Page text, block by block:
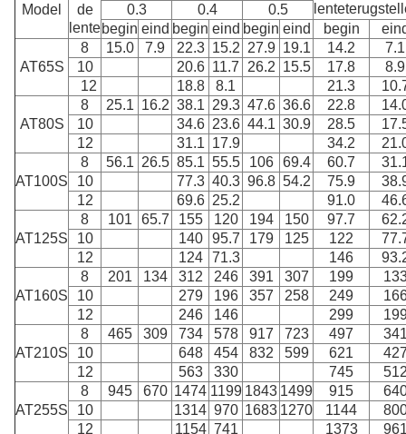
Model
de
lente
0.3 0.4
0.5
begin eind begin eind begin eind begin
AT65S
8 15.0 7.9 22.3 15.2 27.9 19.1 14.2
7.1
10
20.6 11.7 26.2 15.5 17.8
8.9
12
18.8 8.1 21.3
AT80S
8 25.1 16.2 38.1 29.3 47.6 36.6 22.8
10
34.6 23.6 44.1 30.9 28.5
12
31.1 17.9 34.2
AT100S
8 56.1 26.5 85.1 55.5 106 69.4 60.7
10
77.3 40.3 96.8 54.2 75.9
12
69.6 25.2 91.0
AT125S
8 101 65.7 155 120 194 150 97.7
10
140 95.7 179 125 122
12
124 71.3 146
AT160S
8 201 134 312 246 391 307 199
10
279 196 357 258 249
12
246 146 299
AT210S
8 465 309 734 578 917 723 497
10
648 454 832 599 621
12
563 330 745
AT255S
8 945 670 1474 1199 1843 1499 915
10
1314 970 1683 1270 1144
12
1154 741 1373